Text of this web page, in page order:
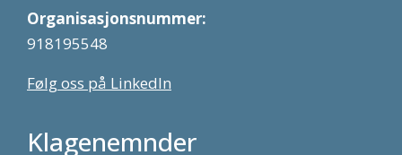
Organisasjonsnummer:
918195548
Følg oss på LinkedIn
Klagenemnder